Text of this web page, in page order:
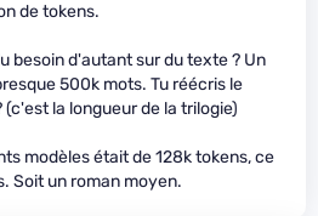
de tokens.
besoin d'autant sur du texte ? Un
500k mots. Tu réécris le
la longueur de la trilogie)
modèles était de 128k tokens, ce
Soit un roman moyen.